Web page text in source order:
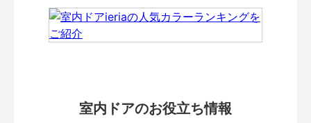
室内ドアのお役立ち情報